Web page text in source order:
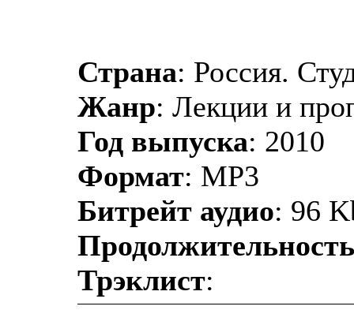
Страна: Россия.
Жанр: Лекции и
Год выпуска: 2010
Формат: MP3
Битрейт аудио: 96
Продолжительность
Трэклист: